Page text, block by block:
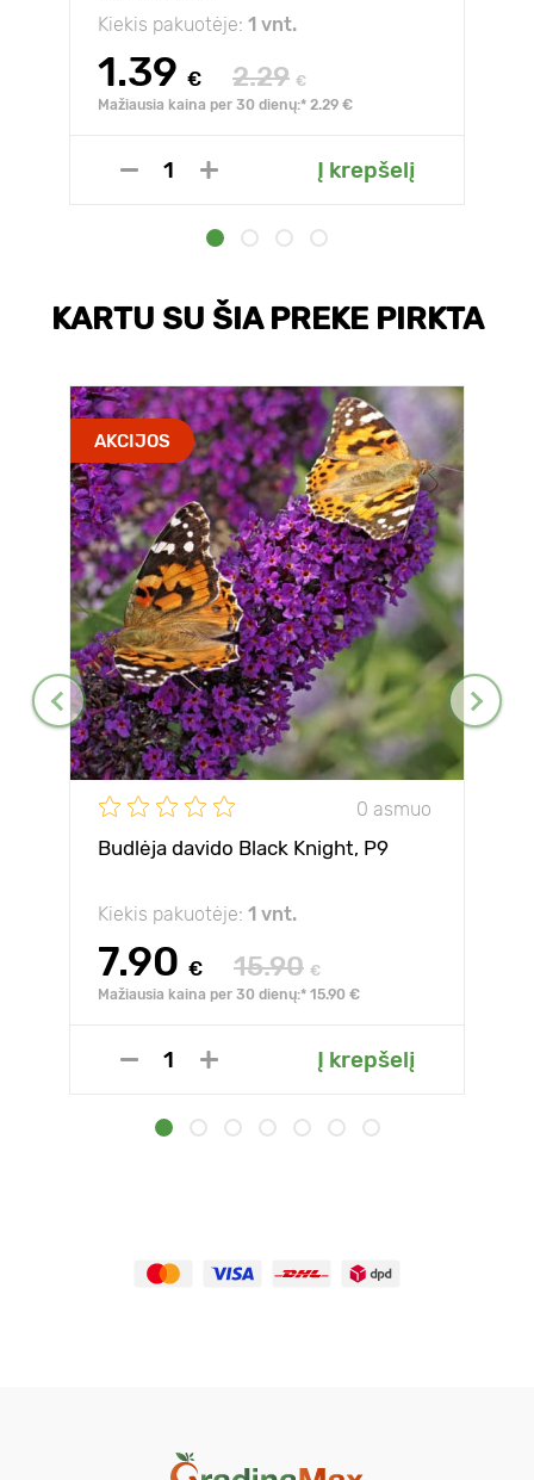
Kiekis pakuotėje: 1 vnt.
1.39 € 2.29 €
Mažiausia kaina per 30 dienų:* 2.29 €
Į krepšelį
KARTU SU ŠIA PREKE PIRKTA
AKCIJOS
0 asmuo
Budlėja davido Black Knight, P9
Kiekis pakuotėje: 1 vnt.
7.90 € 15.90 €
Mažiausia kaina per 30 dienų:* 15.90 €
Į krepšelį